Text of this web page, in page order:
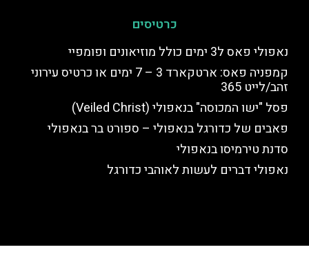
כרטיסים
נאפולי פאס ל3 ימים כולל מוזיאונים ופומפיי
קמפניה פאס: ארטקארד 3 – 7 ימים או כרטיס עירוני
זהב/לייט 365
פסל "ישו המכוסה" בנאפולי (Veiled Christ)
פאבים של כדורגל בנאפולי – ספורט בר בנאפולי
סדנת טירמיסו בנאפולי
נאפולי דברים לעשות לאוהבי כדורגל